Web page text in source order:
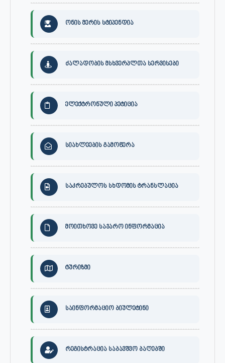
ონის მერის სტიპენდია
ძალადობის მსხვერპლთა სერვისები
ელექტრონული პეტიცია
სიახლეების გამოწერა
საკრებულოს სხდომის ტრანსლაცია
მოითხოვე საჯარო ინფორმაცია
ტურიზმი
საინფორმაციო ბიულეტინი
რეგისტრაცია საბავშვო ბაღებში